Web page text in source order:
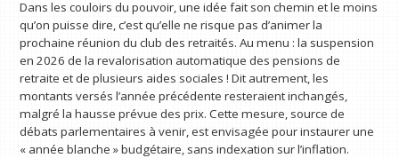
Dans les couloirs du pouvoir, une idée fait son chemin et le moins
qu’on puisse dire, c’est qu’elle ne risque pas d’animer la
prochaine réunion du club des retraités. Au menu : la suspension
en 2026 de la revalorisation automatique des pensions de
retraite et de plusieurs aides sociales ! Dit autrement, les
montants versés l’année précédente resteraient inchangés,
malgré la hausse prévue des prix. Cette mesure, source de
débats parlementaires à venir, est envisagée pour instaurer une
« année blanche » budgétaire, sans indexation sur l’inflation.